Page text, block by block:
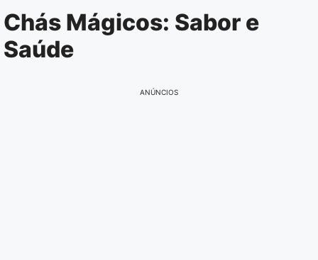
Pular
para
o
Chás Mágicos: Sabor e
Saúde
ANÚNCIOS